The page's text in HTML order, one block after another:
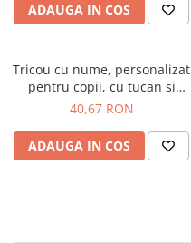
ADAUGA IN COS
Tricou cu nume, personalizat
pentru copii, cu tucan si
inimioara, tricou din bumbac
40,67 RON
ADAUGA IN COS